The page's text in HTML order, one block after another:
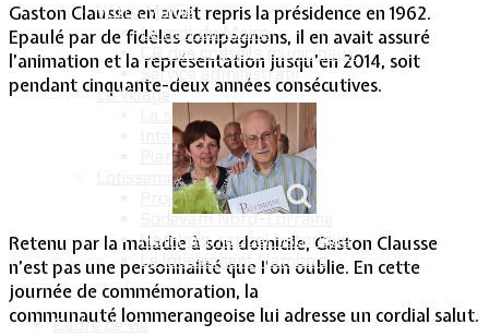
Votre Mairie
Le mot du Maire
CR des conseils municipaux
Service administratif
Le Village
La salle communale
Intercommunalité
Plan de situation
Lotissement Hambois
Projet de lotissements
Sodevam Nord-Lorraine
Hambois, rappel historique
Le lotissement Hambois
Cadre de vie
Gaston Clausse en avait repris la présidence en 1962.
Epaulé par de fidèles compagnons, il en avait assuré
l’animation et la représentation jusqu’en 2014, soit
pendant cinquante-deux années consécutives.
Retenu par la maladie à son domicile, Gaston Clausse
n’est pas une personnalité que l’on oublie. En cette
journée de commémoration, la
communauté lommerangeoise lui adresse un cordial salut.